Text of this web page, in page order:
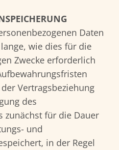
Daten
wie dies für die
Zwecke erforderlich
Vertragsbeziehung
des
zunächst für die Dauer
und
in der Regel